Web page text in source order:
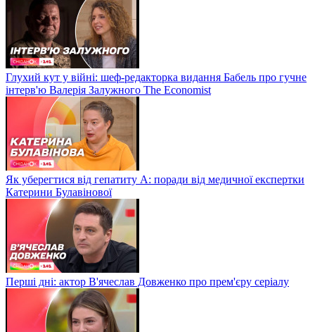
Глухий кут у війні: шеф-редакторка видання Бабель про гучне
інтерв'ю Валерія Залужного The Economist
Як уберегтися від гепатиту А: поради від медичної експертки
Катерини Булавінової
Перші дні: актор В'ячеслав Довженко про прем'єру серіалу